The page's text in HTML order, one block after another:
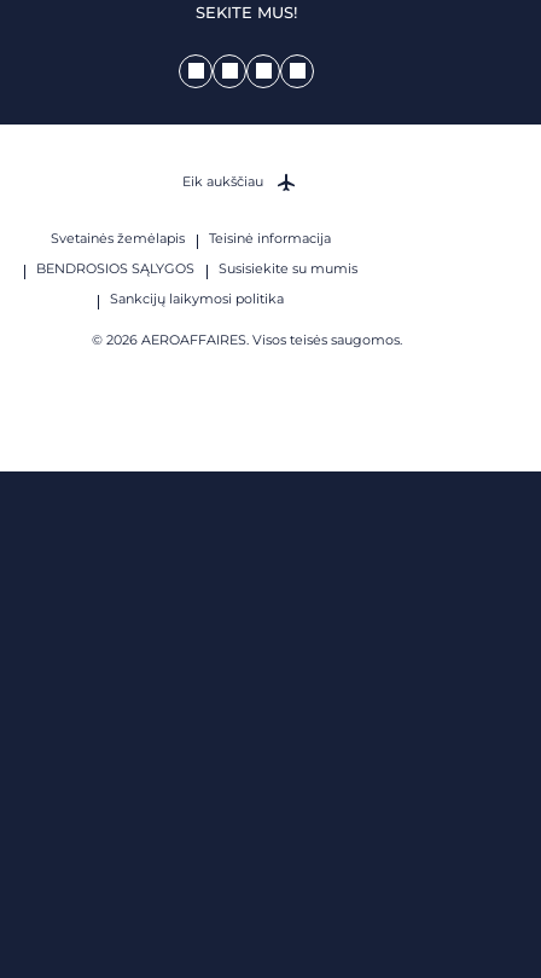
SEKITE MUS!
Svetainės žemėlapis
Teisinė informacija
BENDROSIOS SĄLYGOS
Susisiekite su mumis
Sankcijų laikymosi politika
© 2026 AEROAFFAIRES. Visos teisės saugomos.
Eik aukščiau